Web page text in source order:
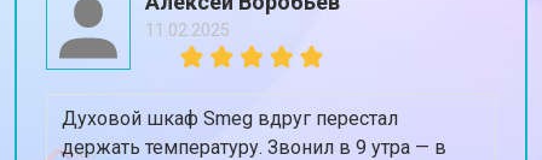
Замена прессостата
Замена сливного насоса от 3450 ₽
от 2100 ₽
11.02.2025
Духовой шкаф Smeg вдруг перестал
держать температуру. Звонил в 9 утра — в